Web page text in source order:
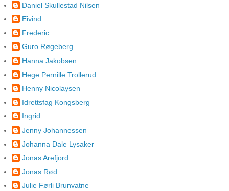
Daniel Skullestad Nilsen
Eivind
Frederic
Guro Røgeberg
Hanna Jakobsen
Hege Pernille Trollerud
Henny Nicolaysen
Idrettsfag Kongsberg
Ingrid
Jenny Johannessen
Johanna Dale Lysaker
Jonas Arefjord
Jonas Rød
Julie Førli Brunvatne